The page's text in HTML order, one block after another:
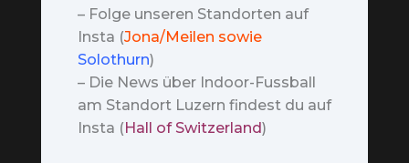
– Folge unseren Standorten auf
Insta (Jona/Meilen sowie
Solothurn)
– Die News über Indoor-Fussball
am Standort Luzern findest du auf
Insta ( Hall of Switzerland)